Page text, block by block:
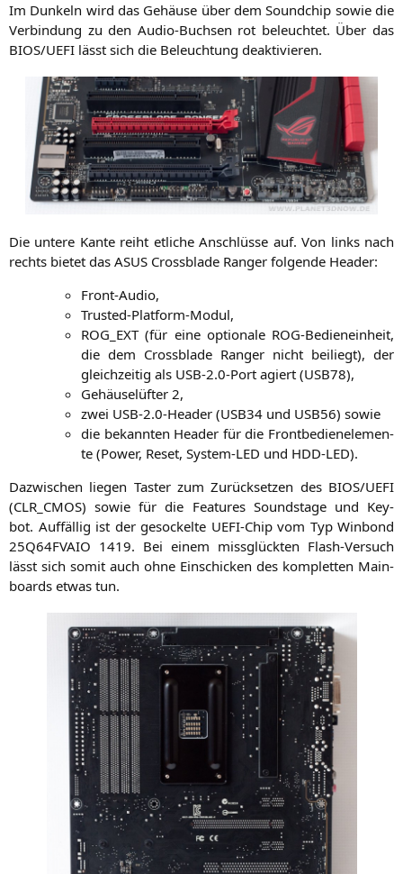
Im Dun­keln wird das Gehäu­se über dem Sound­chip sowie die
Ver­bin­dung zu den Audio-Buch­sen rot beleuch­tet. Über das
BIOS/UEFI lässt sich die Beleuch­tung deaktivieren.
Die unte­re Kan­te reiht etli­che Anschlüs­se auf. Von links nach
rechts bie­tet das ASUS Cross­bla­de Ran­ger fol­gen­de Header:
Front-Audio,
Trus­ted-Plat­form-Modul,
ROG_EXT(für eine optio­na­le ROG-Bedien­ein­heit,
die dem Cross­bla­de Ran­ger nicht bei­liegt), der
gleich­zei­tig als USB‑2.0‑Port agiert (USB78),
Gehäu­selüf­ter 2,
zwei USB‑2.0‑Header (USB34 und USB56) sowie
die bekann­ten Hea­der für die Front­be­dien­ele­men­
te (Power, Reset, Sys­tem-LED und HDD-LED).
Dazwi­schen lie­gen Tas­ter zum Zurück­set­zen des BIOS/UEFI
(CLR_CMOS) sowie für die Fea­tures Sound­s­ta­ge und Key­
bot. Auf­fäl­lig ist der geso­ckel­te UEFI-Chip vom Typ Win­bond
25Q64FVAIO 1419. Bei einem miss­glück­ten Flash-Ver­such
lässt sich somit auch ohne Ein­schi­cken des kom­plet­ten Main­
boards etwas tun.